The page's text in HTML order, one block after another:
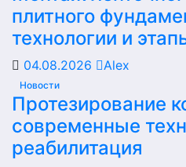
плитного
технологии и
04.08.2026 Alex
Новости
Протезирование
современные
реабилитация